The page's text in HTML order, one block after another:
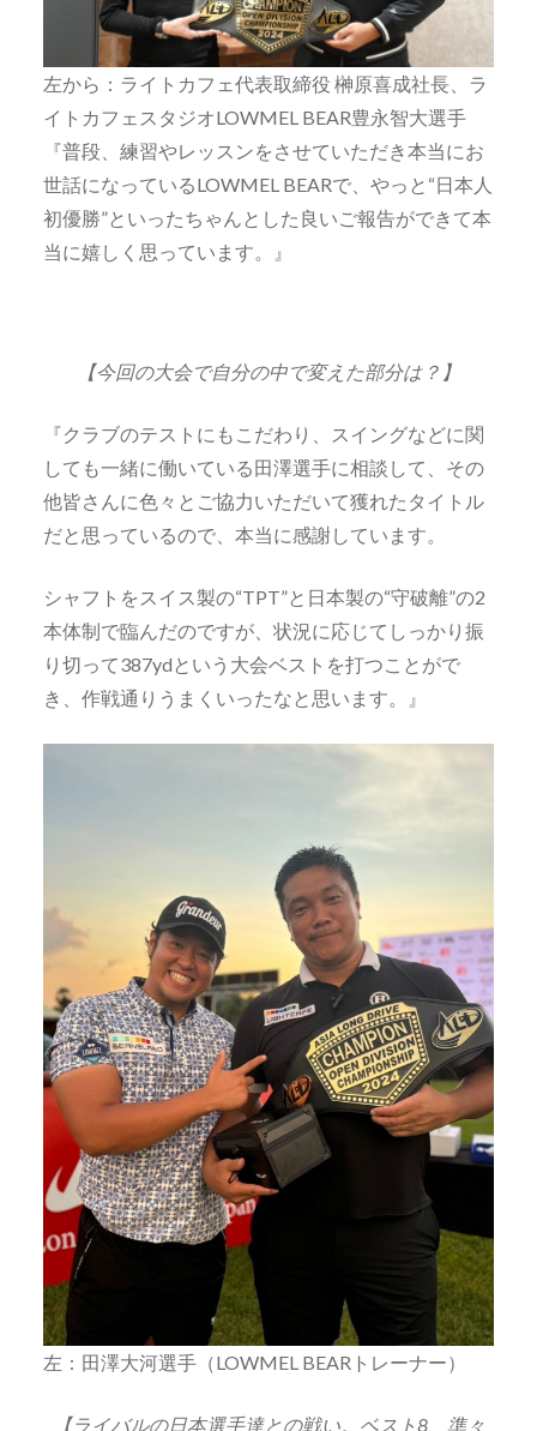
左から：ライトカフェ代表取締役 榊原喜成社長、ラ
イトカフェスタジオLOWMEL BEAR豊永智大選手
『普段、練習やレッスンをさせていただき本当にお
世話になっているLOWMEL BEARで、やっと“日本人
初優勝”といったちゃんとした良いご報告ができて本
当に嬉しく思っています。』
【今回の大会で自分の中で変えた部分は？】
『クラブのテストにもこだわり、スイングなどに関
しても一緒に働いている田澤選手に相談して、その
他皆さんに色々とご協力いただいて獲れたタイトル
だと思っているので、本当に感謝しています。
シャフトをスイス製の“TPT”と日本製の“守破離”の2
本体制で臨んだのですが、状況に応じてしっかり振
り切って387ydという大会ベストを打つことがで
き、作戦通りうまくいったなと思います。』
左：田澤大河選手（LOWMEL BEARトレーナー）
【ライバルの日本選手達との戦い。ベスト8、準々